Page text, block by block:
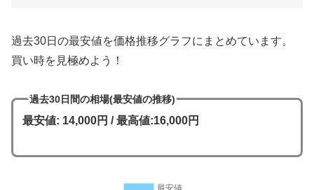
過去30日の最安値を価格推移グラフにまとめています。
買い時を見極めよう！
過去30日間の相場(最安値の推移)
最安値: 14,000円 / 最高値:16,000円